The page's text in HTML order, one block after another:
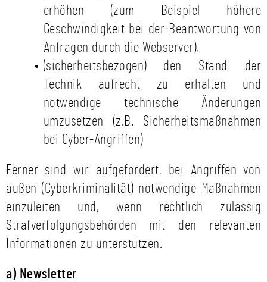
erhöhen (zum Beispiel höhere
Geschwindigkeit bei der Beantwortung von
Anfragen durch die Webserver),
(sicherheitsbezogen) den Stand der
Technik aufrecht zu erhalten und
notwendige technische Änderungen
umzusetzen (z.B. Sicherheitsmaßnahmen
bei Cyber-Angriffen)
Ferner sind wir aufgefordert, bei Angriffen von
außen (Cyberkriminalität) notwendige Maßnahmen
einzuleiten und, wenn rechtlich zulässig
Strafverfolgungsbehörden mit den relevanten
Informationen zu unterstützen.
a) Newsletter